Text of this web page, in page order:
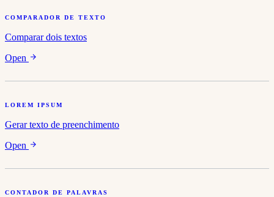
COMPARADOR DE TEXTO
Comparar dois textos
Open
LOREM IPSUM
Gerar texto de preenchimento
Open
CONTADOR DE PALAVRAS